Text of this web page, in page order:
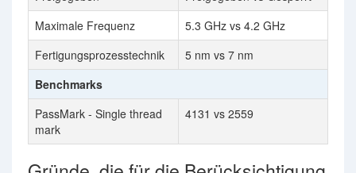
Maximale Frequenz
5.3 GHz vs 4.2 GHz
Fertigungsprozesstechnik
5 nm vs 7 nm
Benchmarks
PassMark - Single thread
mark
4131 vs 2559